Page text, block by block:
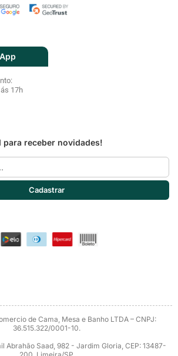
17h
para receber novidades!
de Cama, Mesa e Banho LTDA – CNPJ: